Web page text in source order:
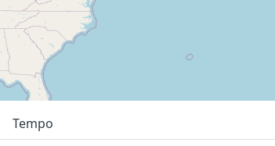
Tempo